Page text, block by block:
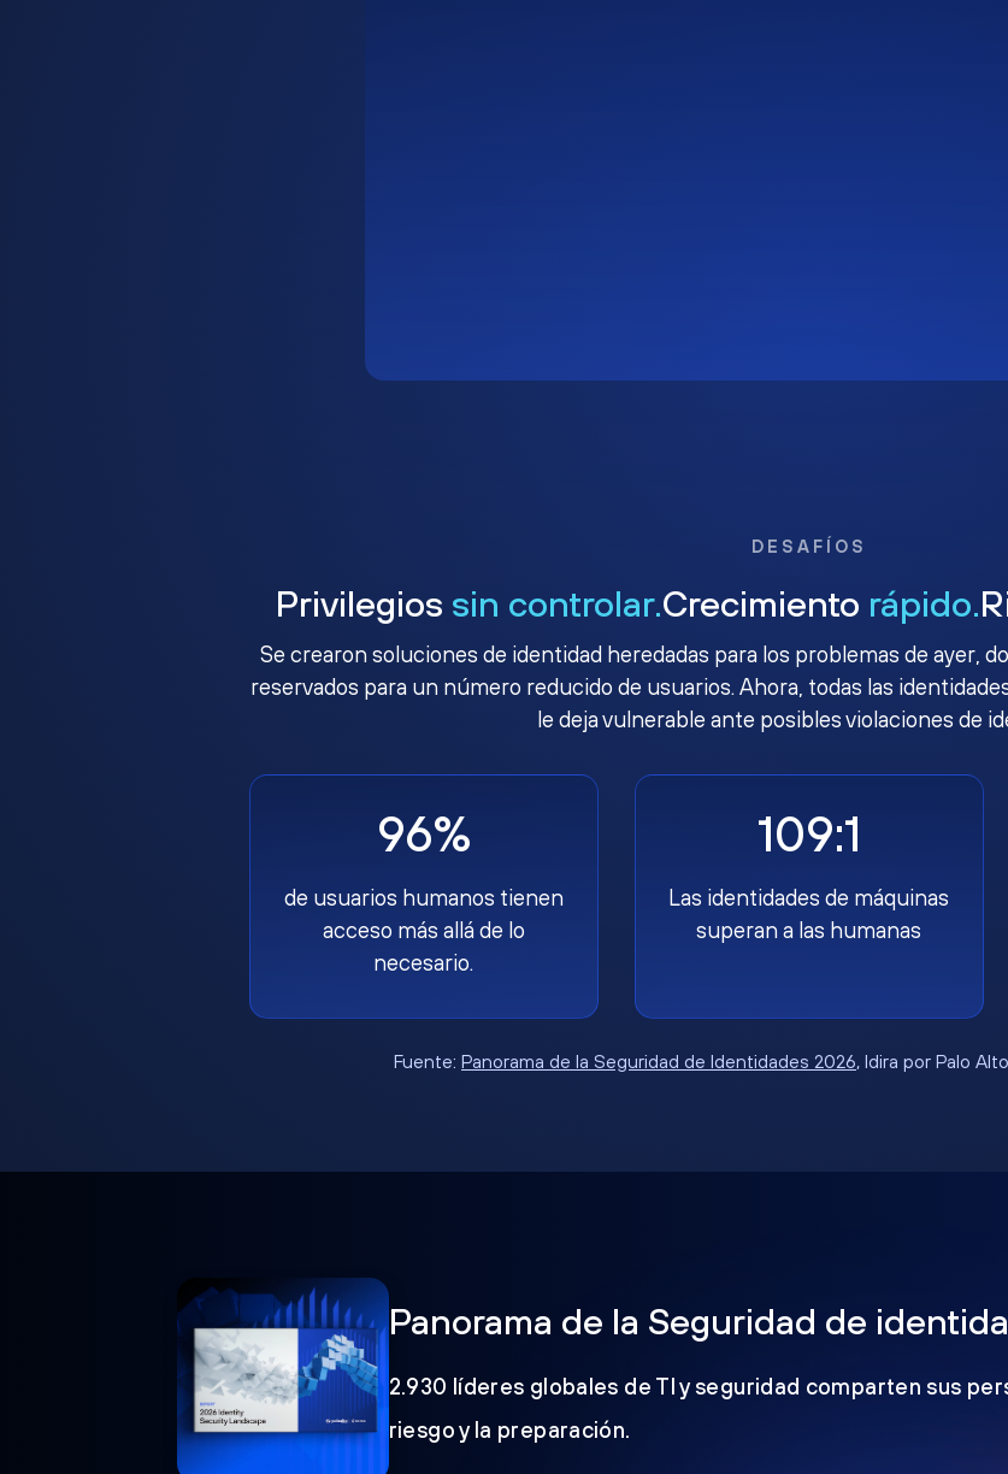
DESAFÍOS
Privilegios sin controlar.Crecimiento rápido.
Se crearon soluciones de identidad heredadas para los problemas de ayer,
reservados para un número reducido de usuarios. Ahora, todas las
le deja vulnerable ante posibles violaciones de
96%
de usuarios humanos tienen
acceso más allá de lo
necesario.
109:1
Las identidades de máquinas
superan a las humanas
Fuente: Panorama de la Seguridad de Identidades 2026, Idira por Palo
Panorama de la Seguridad de
2.930 líderes globales de TI y seguridad comparten sus
riesgo y la preparación.